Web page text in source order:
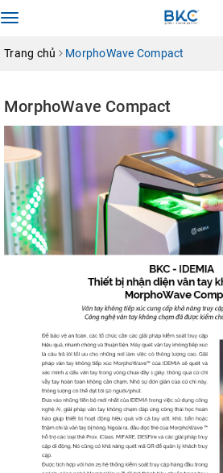
Toggle
Trang chủ
MorphoWave Compact
MorphoWave Compact